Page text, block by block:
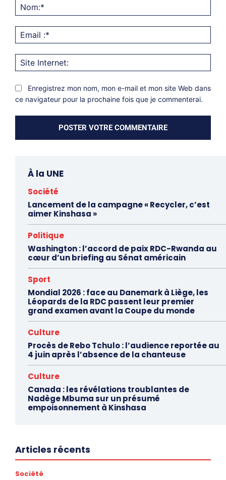
:*
Enregistrez mon nom, mon e-mail et mon site Web dans
ce navigateur pour la prochaine fois que je commenterai.
À la UNE
Société
Lancement de la campagne « Recycler, c’est
aimer Kinshasa »
Politique
Washington : l’accord de paix RDC-Rwanda au
cœur d’un briefing au Sénat américain
Sport
Mondial 2026 : face au Danemark à Liège, les
Léopards de la RDC passent leur premier
grand examen avant la Coupe du monde
Culture
Procès de Rebo Tchulo : l’audience reportée au
4 juin après l’absence de la chanteuse
Culture
Canada : les révélations troublantes de
Nadège Mbuma sur un présumé
empoisonnement à Kinshasa
Articles récents
Société